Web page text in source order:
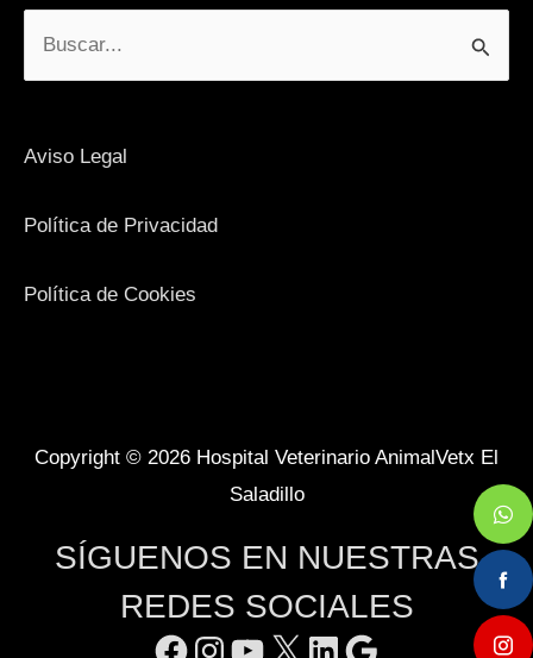
Buscar
Aviso Legal
Política de Privacidad
Política de Cookies
Copyright © 2026 Hospital Veterinario AnimalVetx El
Saladillo
SÍGUENOS EN NUESTRAS
REDES SOCIALES